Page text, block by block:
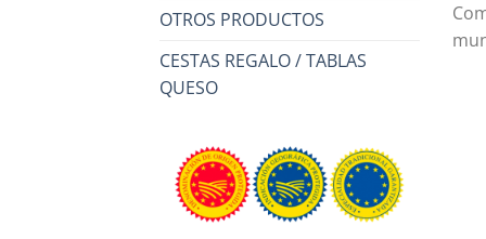
OTROS PRODUCTOS
CESTAS REGALO / TABLAS
QUESO